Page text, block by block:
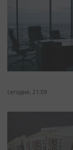
сегодня, 21:09